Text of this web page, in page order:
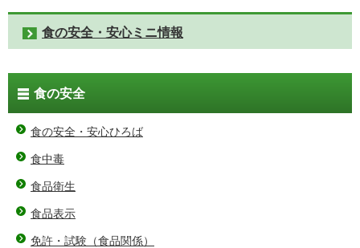
食の安全・安心ミニ情報
食の安全
食の安全・安心ひろば
食中毒
食品衛生
食品表示
免許・試験（食品関係）